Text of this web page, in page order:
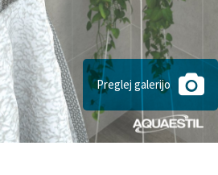
Preglej galerijo